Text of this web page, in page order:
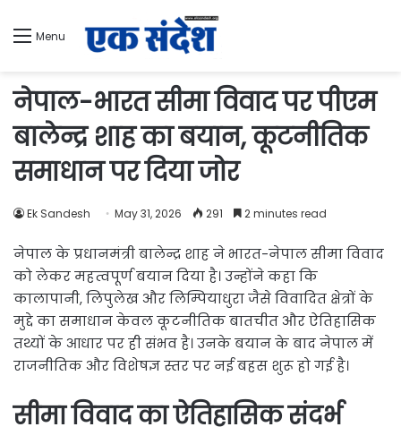
Menu
नेपाल-भारत सीमा विवाद पर पीएम
बालेन्द्र शाह का बयान, कूटनीतिक
समाधान पर दिया जोर
Ek Sandesh May 31, 2026 291 2 minutes read
नेपाल के प्रधानमंत्री बालेन्द्र शाह ने भारत-नेपाल सीमा विवाद
को लेकर महत्वपूर्ण बयान दिया है। उन्होंने कहा कि
कालापानी, लिपुलेख और लिम्पियाधुरा जैसे विवादित क्षेत्रों के
मुद्दे का समाधान केवल कूटनीतिक बातचीत और ऐतिहासिक
तथ्यों के आधार पर ही संभव है। उनके बयान के बाद नेपाल में
राजनीतिक और विशेषज्ञ स्तर पर नई बहस शुरू हो गई है।
सीमा विवाद का ऐतिहासिक संदर्भ